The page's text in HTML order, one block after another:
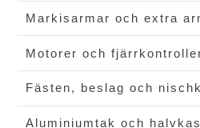
Markisarmar och extra
Motorer och
Fästen, beslag och
Aluminiumtak och